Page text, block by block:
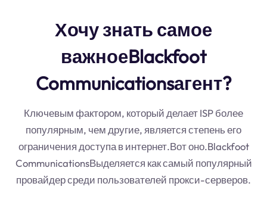
Хочу знать самое
важноеBlackfoot
Communicationsагент?
Ключевым фактором, который делает ISP более
популярным, чем другие, является степень его
ограничения доступа в интернет.Вот оно.Blackfoot
CommunicationsВыделяется как самый популярный
провайдер среди пользователей прокси-серверов.